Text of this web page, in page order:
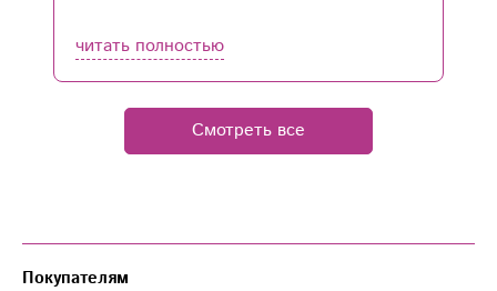
красотой. Теперь буду заказывать только
здесь
читать полностью
Смотреть все
Покупателям